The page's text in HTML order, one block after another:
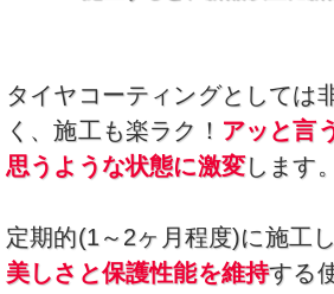
タイヤコーティングとしては
く、施工も楽ラク！ アッと言
思うような状態に激変します。
定期的(1～2ヶ月程度)に施工
美しさと保護性能を維持する